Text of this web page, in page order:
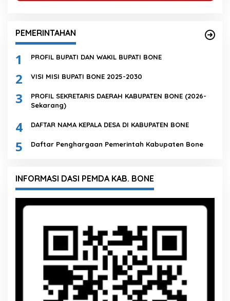
PEMERINTAHAN
1 PROFIL BUPATI DAN WAKIL BUPATI BONE
2 VISI MISI BUPATI BONE 2025-2030
3
PROFIL SEKRETARIS DAERAH KABUPATEN BONE (2026-
Sekarang)
4 DAFTAR NAMA KEPALA DESA DI KABUPATEN BONE
5 Daftar Penghargaan Pemerintah Kabupaten Bone
INFORMASI DASI PEMDA KAB. BONE